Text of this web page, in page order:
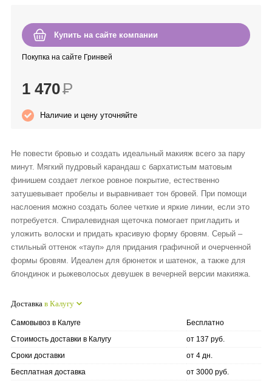
Intilia
Enjoy Care
Купить на сайте компании
Покупка на сайте Гринвей
1 470Р
Наличие и цену уточняйте
Не повести бровью и создать идеальный макияж всего за пару
минут. Мягкий пудровый карандаш с бархатистым матовым
финишем создает легкое ровное покрытие, естественно
затушевывает пробелы и выравнивает тон бровей. При помощи
наслоения можно создать более четкие и яркие линии, если это
потребуется. Спиралевидная щеточка помогает пригладить и
уложить волоски и придать красивую форму бровям. Серый –
стильный оттенок «тауп» для придания графичной и очерченной
формы бровям. Идеален для брюнеток и шатенок, а также для
блондинок и рыжеволосых девушек в вечерней версии макияжа.
Доставка в Калугу
Самовывоз в Калуге
Бесплатно
Стоимость доставки в Калугу
от 137 руб.
Сроки доставки
от 4 дн.
Бесплатная доставка
от 3000 руб.